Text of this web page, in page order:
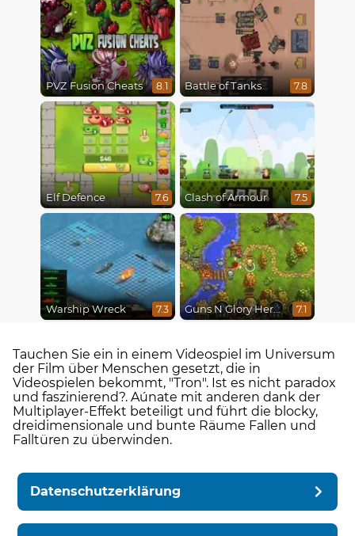
PVZ Fusion Cheats 8.1 Battle of Tanks 7.8
Elf Defence 7.6 Clash of Armour 7.5
Warship Wreck 7.3 Guns N Glory Heroes 7.1
Tauchen Sie ein in einem Videospiel im Universum
der Film über Menschen gesetzt, die in
Videospielen bekommt, "Tron". Ist es nicht paradox
und faszinierend?. Aúnate mit anderen dank der
Multiplayer-Effekt beteiligt und führt die blocky,
dreidimensionale und bunte Räume Fallen und
Falltüren zu überwinden.
Datenschutzerklärung